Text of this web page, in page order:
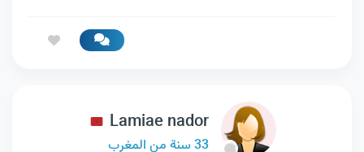
Lamiae nador
33 سنة من المغرب